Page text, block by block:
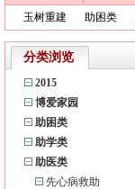
玉树重建
助困类
分类浏览
2015
博爱家园
助困类
助学类
助医类
先心病救助